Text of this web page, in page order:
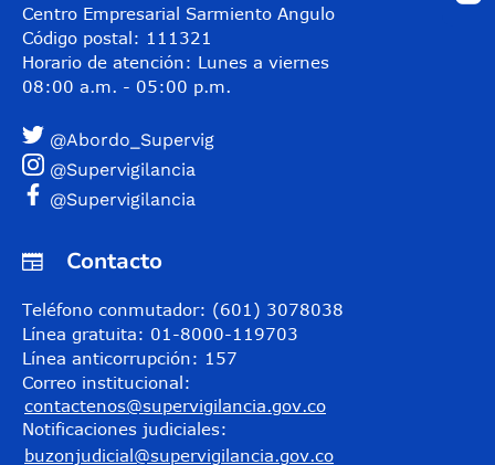
Centro Empresarial Sarmiento Angulo
Código postal: 111321
Horario de atención: Lunes a viernes
08:00 a.m. - 05:00 p.m.
@Abordo_Supervig
@Supervigilancia
@Supervigilancia
Contacto
Teléfono conmutador: (601) 3078038
Línea gratuita: 01-8000-119703
Línea anticorrupción: 157
Correo institucional:
contactenos@supervigilancia.gov.co
Notificaciones judiciales:
buzonjudicial@supervigilancia.gov.co